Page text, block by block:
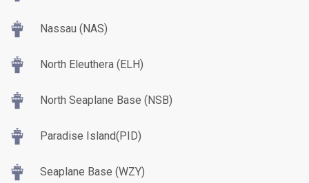
Nassau (NAS)
North Eleuthera (ELH)
North Seaplane Base (NSB)
Paradise Island(PID)
Seaplane Base (WZY)